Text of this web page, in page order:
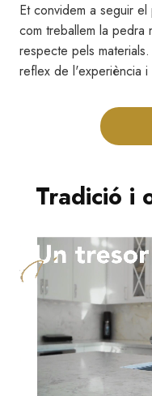
Et convidem a seguir
com treballem la pedra
respecte pels
reflex de l'experiència
Tradició i